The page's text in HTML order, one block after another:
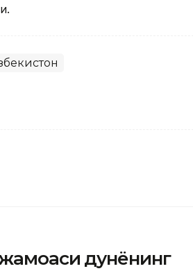
дунёнинг